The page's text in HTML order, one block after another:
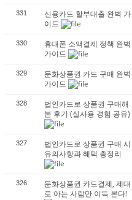
331
신용카드 할부대출 완벽 가
이드
330
휴대폰 소액결제 정책 완벽
가이드
329
문화상품권 카드 구매 완벽
가이드
328
법인카드로 상품권 구매해
본 후기 (실사용 경험 공유)
327
법인카드로 상품권 구매 시
유의사항과 혜택 총정리
326
문화상품권 카드결제, 제대
로 아는 사람만 이득 본다!